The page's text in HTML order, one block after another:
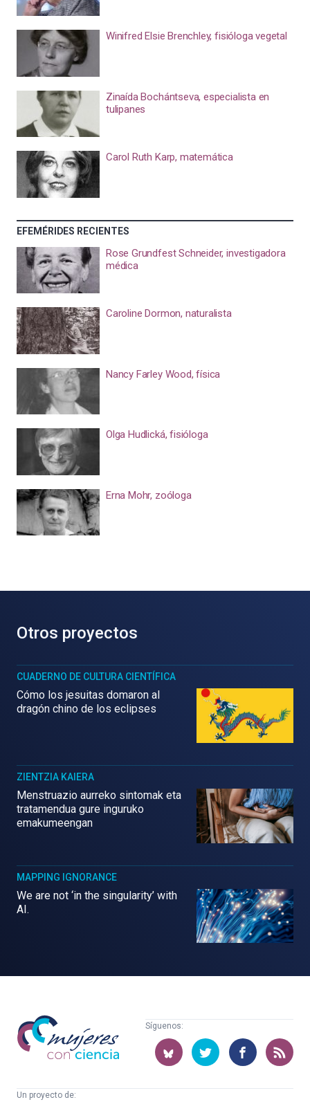
Winifred Elsie Brenchley, fisióloga vegetal
Zinaída Bochántseva, especialista en
tulipanes
Carol Ruth Karp, matemática
EFEMÉRIDES RECIENTES
Rose Grundfest Schneider, investigadora
médica
Caroline Dormon, naturalista
Nancy Farley Wood, física
Olga Hudlická, fisióloga
Erna Mohr, zoóloga
Otros proyectos
CUADERNO DE CULTURA CIENTÍFICA
Cómo los jesuitas domaron al
dragón chino de los eclipses
ZIENTZIA KAIERA
Menstruazio aurreko sintomak eta
tratamendua gure inguruko
emakumeengan
MAPPING IGNORANCE
We are not ‘in the singularity’ with
AI.
Mujeres
con
ciencia
Síguenos:
Un proyecto de: